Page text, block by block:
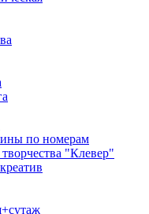
по номерам
"Клевер"